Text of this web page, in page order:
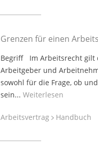
Grenzen für einen
Begriff Im Arbeitsrecht gilt
Arbeitgeber und
sowohl für die Frage, ob
sein... Weiterlesen
Arbeitsvertrag Handbuch